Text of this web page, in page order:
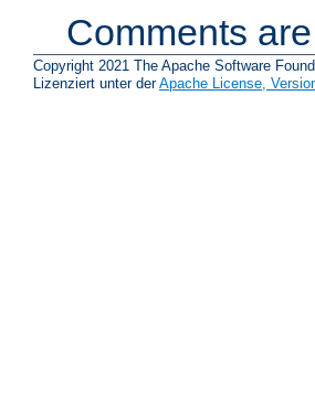
Comments
Copyright 2021 The Apache Software
Lizenziert unter derApache License,